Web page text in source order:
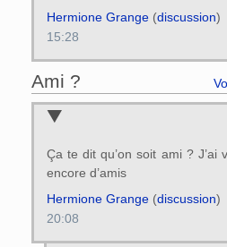
Hermione Grange(discussion)
15:28
Ami ?
Ça te dit qu’on soit ami ? J’ai
encore d’amis
Hermione Grange(discussion)
20:08